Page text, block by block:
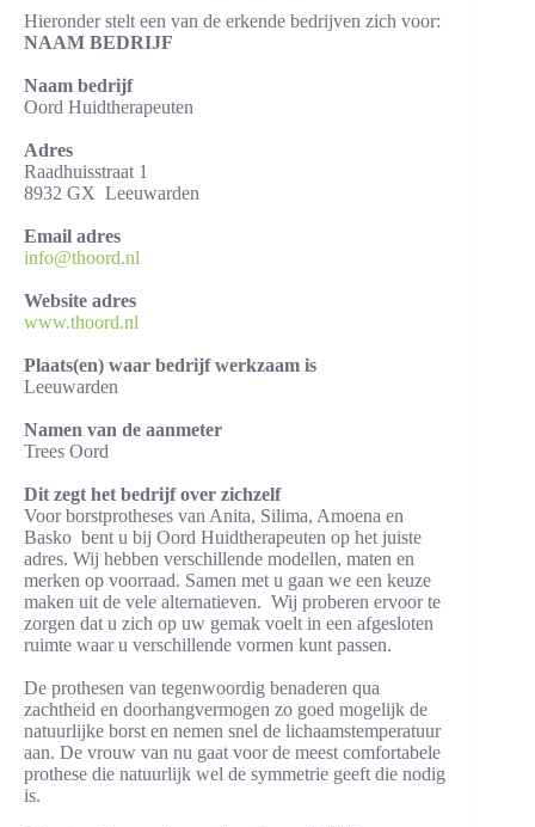
Hieronder stelt een van de erkende bedrijven zich voor:
NAAM BEDRIJF
Naam bedrijf
Oord Huidtherapeuten
Adres
Raadhuisstraat 1
8932 GX Leeuwarden
Email adres
info@thoord.nl
Website adres
www.thoord.nl
Plaats(en) waar bedrijf werkzaam is
Leeuwarden
Namen van de aanmeter
Trees Oord
Dit zegt het bedrijf over zichzelf
Voor borstprotheses van Anita, Silima, Amoena en
Basko bent u bij Oord Huidtherapeuten op het juiste
adres. Wij hebben verschillende modellen, maten en
merken op voorraad. Samen met u gaan we een keuze
maken uit de vele alternatieven. Wij proberen ervoor te
zorgen dat u zich op uw gemak voelt in een afgesloten
ruimte waar u verschillende vormen kunt passen.
De prothesen van tegenwoordig benaderen qua
zachtheid en doorhangvermogen zo goed mogelijk de
natuurlijke borst en nemen snel de lichaamstemperatuur
aan. De vrouw van nu gaat voor de meest comfortabele
prothese die natuurlijk wel de symmetrie geeft die nodig
is.